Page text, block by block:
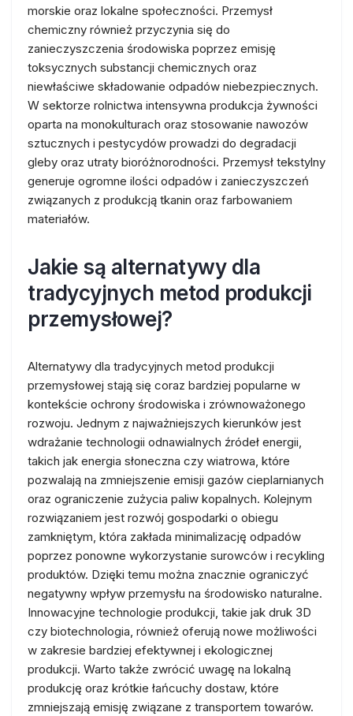
morskie oraz lokalne społeczności. Przemysł
chemiczny również przyczynia się do
zanieczyszczenia środowiska poprzez emisję
toksycznych substancji chemicznych oraz
niewłaściwe składowanie odpadów niebezpiecznych.
W sektorze rolnictwa intensywna produkcja żywności
oparta na monokulturach oraz stosowanie nawozów
sztucznych i pestycydów prowadzi do degradacji
gleby oraz utraty bioróżnorodności. Przemysł tekstylny
generuje ogromne ilości odpadów i zanieczyszczeń
związanych z produkcją tkanin oraz farbowaniem
materiałów.
Jakie są alternatywy dla
tradycyjnych metod produkcji
przemysłowej?
Alternatywy dla tradycyjnych metod produkcji
przemysłowej stają się coraz bardziej popularne w
kontekście ochrony środowiska i zrównoważonego
rozwoju. Jednym z najważniejszych kierunków jest
wdrażanie technologii odnawialnych źródeł energii,
takich jak energia słoneczna czy wiatrowa, które
pozwalają na zmniejszenie emisji gazów cieplarnianych
oraz ograniczenie zużycia paliw kopalnych. Kolejnym
rozwiązaniem jest rozwój gospodarki o obiegu
zamkniętym, która zakłada minimalizację odpadów
poprzez ponowne wykorzystanie surowców i recykling
produktów. Dzięki temu można znacznie ograniczyć
negatywny wpływ przemysłu na środowisko naturalne.
Innowacyjne technologie produkcji, takie jak druk 3D
czy biotechnologia, również oferują nowe możliwości
w zakresie bardziej efektywnej i ekologicznej
produkcji. Warto także zwrócić uwagę na lokalną
produkcję oraz krótkie łańcuchy dostaw, które
zmniejszają emisję związane z transportem towarów.